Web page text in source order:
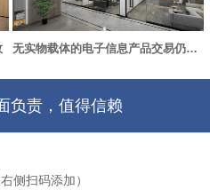
无实物载体的电子信息产品交易仍适用《合同法》中买卖合同的规定
负责，值得信赖
侧扫码添加）